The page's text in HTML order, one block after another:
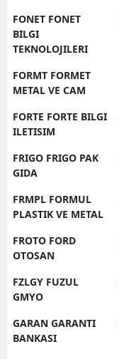
FONET FONET
BILGI
TEKNOLOJILERI
FORMT FORMET
METAL VE CAM
FORTE FORTE BILGI
ILETISIM
FRIGO FRIGO PAK
GIDA
FRMPL FORMUL
PLASTIK VE METAL
FROTO FORD
OTOSAN
FZLGY FUZUL
GMYO
GARAN GARANTI
BANKASI